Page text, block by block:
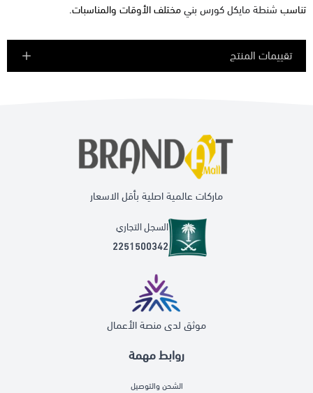
تناسب شنطة مايكل كورس بنيمختلف الأوقات والمناسبات.
تقييمات المنتج
روابط مهمة
الشحن والتوصيل
ماركات عالمية اصلية بأقل الاسعار
السجل التجاري
2251500342
موثق لدى منصة الأعمال